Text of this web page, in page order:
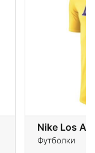
Nike Los
Футболки